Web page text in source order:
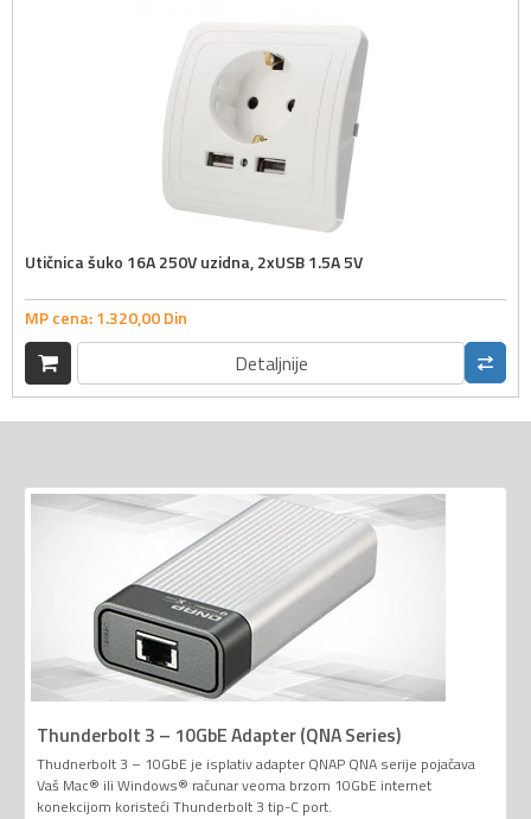
Utičnica šuko 16A 250V uzidna, 2xUSB 1.5A 5V
MP cena:1.320,00Din
Detaljnije
Thunderbolt 3 – 10GbE Adapter (QNA Series)
Thudnerbolt 3 – 10GbE je isplativ adapter QNAP QNA serije pojačava
Vaš Mac® ili Windows® računar veoma brzom 10GbE internet
konekcijom koristeći Thunderbolt 3 tip-C port.